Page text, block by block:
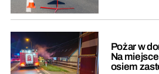
Pożar w
Na
osiem